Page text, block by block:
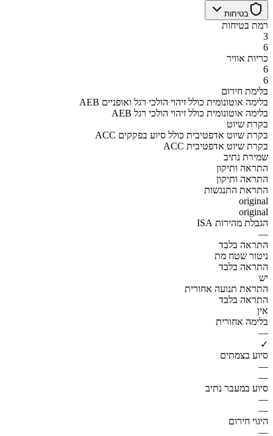
בטיחות
רמת בטיחות
3
6
כריות אוויר
6
6
בלימת חירום
AEB בלימה אוטונומית כולל זיהוי הולכי רגל ואופניים
AEB בלימה אוטונומית כולל זיהוי הולכי רגל
בקרת שיוט
ACC בקרת שיוט אדפטיבית כולל סיוע בפקקים
ACC בקרת שיוט אדפטיבית
שמירת נתיב
התראה ותיקון
התראה ותיקון
התראת התנגשות
original
original
הגבלת מהירות ISA
—
התראה בלבד
ניטור שטח מת
התראה בלבד
יש
התראת תנועה אחורית
התראה בלבד
אין
בלימה אחורית
—
✓
סיוע בצמתים
—
—
סיוע במעבר נתיב
—
—
היגוי חירום
—